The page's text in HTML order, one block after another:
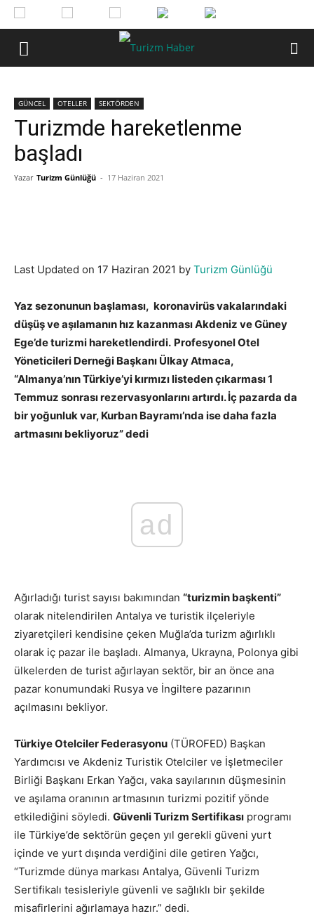
GÜNCEL OTELLER SEKTÖRDEN
Turizmde hareketlenme
başladı
Yazar Turizm Günlüğü - 17 Haziran 2021
Last Updated on 17 Haziran 2021 by Turizm Günlüğü
Yaz sezonunun başlaması, koronavirüs vakalarındaki
düşüş ve aşılamanın hız kazanması Akdeniz ve Güney
Ege’de turizmi hareketlendirdi. Profesyonel Otel
Yöneticileri Derneği Başkanı Ülkay Atmaca,
“Almanya’nın Türkiye’yi kırmızı listeden çıkarması 1
Temmuz sonrası rezervasyonlarını artırdı. İç pazarda da
bir yoğunluk var, Kurban Bayramı’nda ise daha fazla
artmasını bekliyoruz” dedi
ad
Ağırladığı turist sayısı bakımından “turizmin başkenti”
olarak nitelendirilen Antalya ve turistik ilçeleriyle
ziyaretçileri kendisine çeken Muğla’da turizm ağırlıklı
olarak iç pazar ile başladı. Almanya, Ukrayna, Polonya gibi
ülkelerden de turist ağırlayan sektör, bir an önce ana
pazar konumundaki Rusya ve İngiltere pazarının
açılmasını bekliyor.
Türkiye Otelciler Federasyonu (TÜROFED) Başkan
Yardımcısı ve Akdeniz Turistik Otelciler ve İşletmeciler
Birliği Başkanı Erkan Yağcı, vaka sayılarının düşmesinin
ve aşılama oranının artmasının turizmi pozitif yönde
etkilediğini söyledi. Güvenli Turizm Sertifikası programı
ile Türkiye’de sektörün geçen yıl gerekli güveni yurt
içinde ve yurt dışında verdiğini dile getiren Yağcı,
“Turizmde dünya markası Antalya, Güvenli Turizm
Sertifikalı tesisleriyle güvenli ve sağlıklı bir şekilde
misafirlerini ağırlamaya hazır.” dedi.